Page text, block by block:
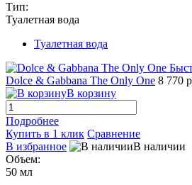
Тип:
Туалетная вода
Туалетная вода
Dolce & Gabbana The Only One 8 770
В корзину
Подробнее
Купить в 1 клик Сравнение
В избранное
В наличии
Объем:
50 мл